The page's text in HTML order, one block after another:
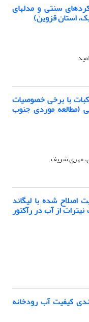
سنتی و مدلهای
استان قزوین)
با برخی خصوصیات
(مطالعه موردی جنوب
مهری شریف
اصلاح شده با لیگاند
از آب در رآکتور
کیفیت آب رودخانه